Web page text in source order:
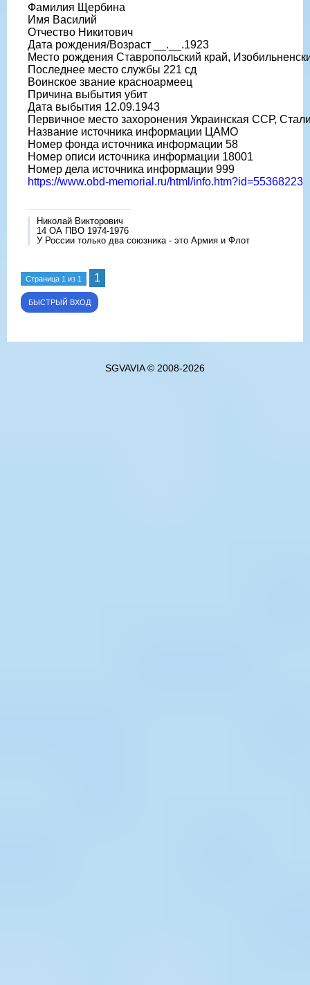
Фамилия Щербина
Имя Василий
Отчество Никитович
Дата рождения/Возраст __.__.1923
Место рождения Ставропольский край,
Последнее место службы 221 сд
Воинское звание красноармеец
Причина выбытия убит
Дата выбытия 12.09.1943
Первичное место захоронения Украинская ССР,
Название источника информации ЦАМО
Номер фонда источника информации 58
Номер описи источника информации 18001
Номер дела источника информации 999
https://www.obd-memorial.ru/html/info.htm?id=55368223
Николай Викторович
14 ОА ПВО 1974-1976
У России только два союзника - это Армия и Флот
Страница 1 из 1 1
SGVAVIA © 2008-2026